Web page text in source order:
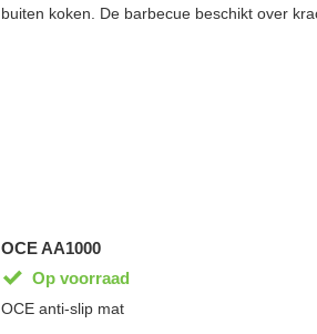
buiten koken. De barbecue beschikt over
OCE AA1000
Op voorraad
OCE anti-slip mat